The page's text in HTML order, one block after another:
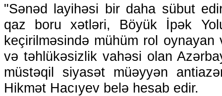
"Sənəd layihəsi bir daha sübut
qaz boru xətləri, Böyük İpək
keçirilməsində mühüm rol
və təhlükəsizlik vahəsi olan
müstəqil siyasət müəyyən
Hikmət Hacıyev belə hesab edir.